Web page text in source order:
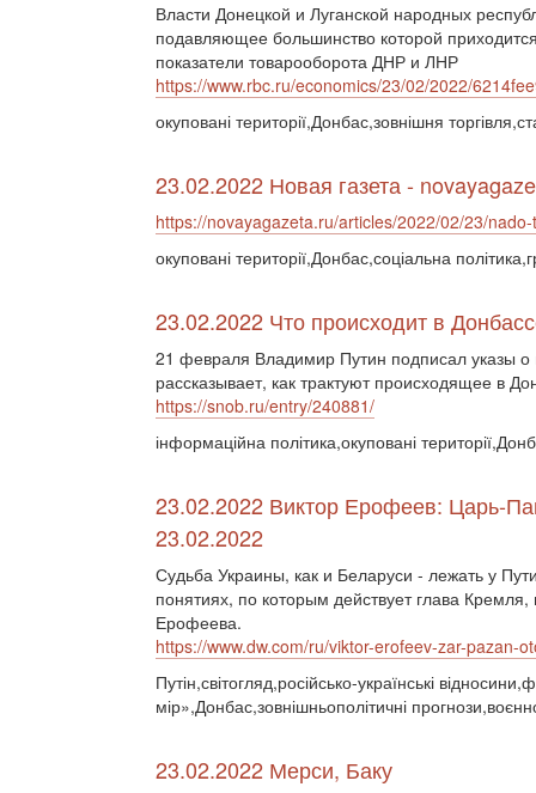
Власти Донецкой и Луганской народных
подавляющее большинство которой
показатели товарооборота ДНР и ЛНР
https://www.rbc.ru/economics/23/02/2022/
окуповані території,Донбас,зовнішня
23.02.2022 Новая газета -
https://novayagazeta.ru/articles/2022/02/23/
окуповані території,Донбас,соціальна
23.02.2022 Что происходит в
21 февраля Владимир Путин подписал указы
рассказывает, как трактуют происходящее в
https://snob.ru/entry/240881/
інформаційна політика,окуповані
23.02.2022 Виктор Ерофеев: Царь-
23.02.2022
Судьба Украины, как и Беларуси - лежать у
понятиях, по которым действует глава
Ерофеева.
https://www.dw.com/ru/viktor-erofeev-zar-pazan-
Путін,світогляд,російсько-українські
мір»,Донбас,зовнішньополітичні
23.02.2022 Мерси, Баку